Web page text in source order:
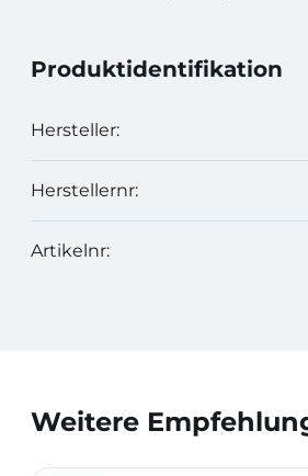
Produktidentifikation
Hersteller:
Herstellernr:
Artikelnr:
Weitere